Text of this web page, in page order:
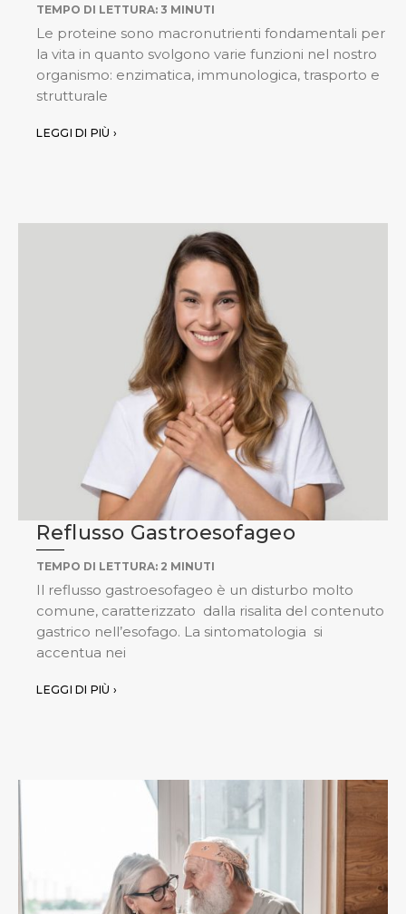
TEMPO DI LETTURA: 3 MINUTI
Le proteine sono macronutrienti fondamentali per
la vita in quanto svolgono varie funzioni nel nostro
organismo: enzimatica, immunologica, trasporto e
strutturale
LEGGI DI PIÙ ›
Reflusso Gastroesofageo
TEMPO DI LETTURA: 2 MINUTI
Il reflusso gastroesofageo è un disturbo molto
comune, caratterizzato dalla risalita del contenuto
gastrico nell’esofago. La sintomatologia si
accentua nei
LEGGI DI PIÙ ›